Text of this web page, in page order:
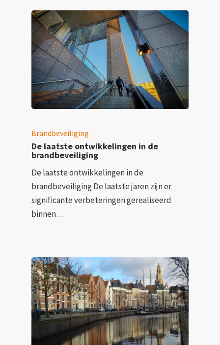
Brandbeveiliging
De laatste ontwikkelingen in de
brandbeveiliging
De laatste ontwikkelingen in de
brandbeveiliging De laatste jaren zijn er
significante verbeteringen gerealiseerd
binnen…